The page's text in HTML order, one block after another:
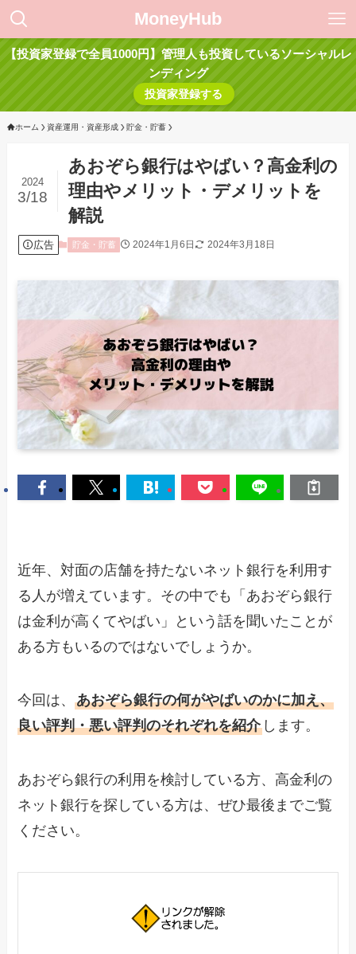
MoneyHub
【投資家登録で全員1000円】管理人も投資しているソーシャルレ
ンディング
投資家登録する
ホーム 資産運用・資産形成 貯金・貯蓄
あおぞら銀行はやばい？高金利の
理由やメリット・デメリットを
解説
2024
3/18
広告 貯金・貯蓄 2024年1月6日 2024年3月18日
近年、対面の店舗を持たないネット銀行を利用す
る人が増えています。その中でも「あおぞら銀行
は金利が高くてやばい」という話を聞いたことが
ある方もいるのではないでしょうか。
今回は、あおぞら銀行の何がやばいのかに加え、
良い評判・悪い評判のそれぞれを紹介 します。
あおぞら銀行の利用を検討している方、高金利の
ネット銀行を探している方は、ぜひ最後までご覧
ください。